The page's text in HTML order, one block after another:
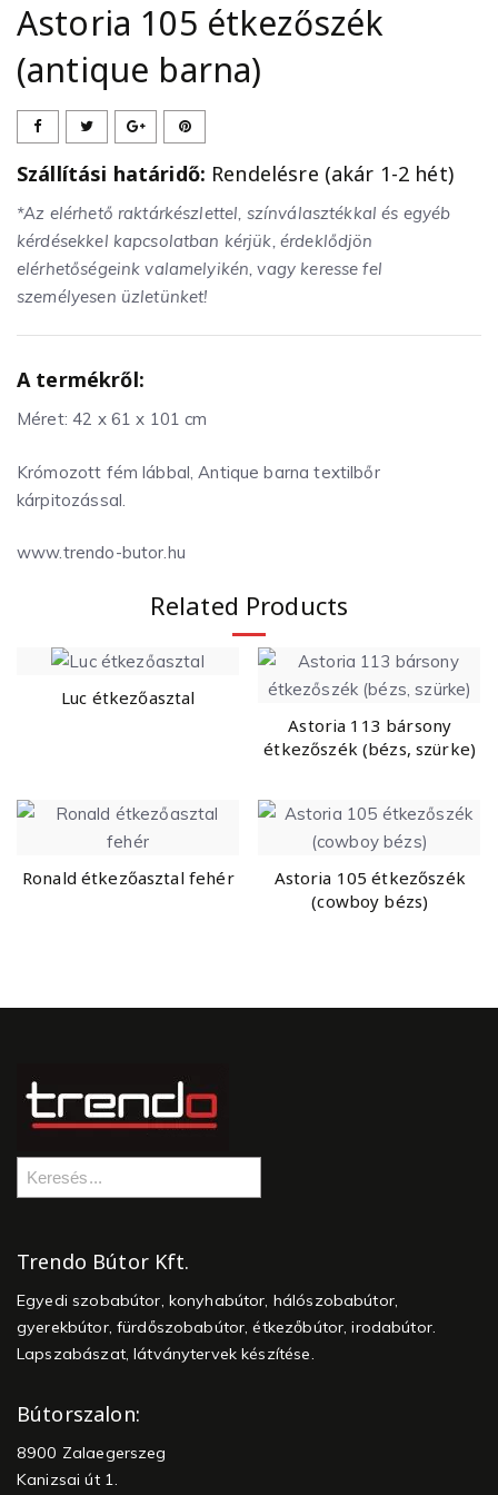
Astoria 105 étkezőszék
(antique barna)
Szállítási határidő: Rendelésre (akár 1-2 hét)
*Az elérhető raktárkészlettel, színválasztékkal és egyéb
kérdésekkel kapcsolatban kérjük, érdeklődjön
elérhetőségeink valamelyikén, vagy keresse fel
személyesen üzletünket!
A termékről:
Méret: 42 x 61 x 101 cm
Krómozott fém lábbal, Antique barna textilbőr
kárpitozással.
www.trendo-butor.hu
Related Products
Luc étkezőasztal
Astoria 113 bársony
étkezőszék (bézs, szürke)
Ronald étkezőasztal fehér
Astoria 105 étkezőszék
(cowboy bézs)
Trendo Bútor Kft.
Egyedi szobabútor, konyhabútor, hálószobabútor,
gyerekbútor, fürdőszobabútor, étkezőbútor, irodabútor.
Lapszabászat, látványtervek készítése.
Bútorszalon:
8900 Zalaegerszeg
Kanizsai út 1.